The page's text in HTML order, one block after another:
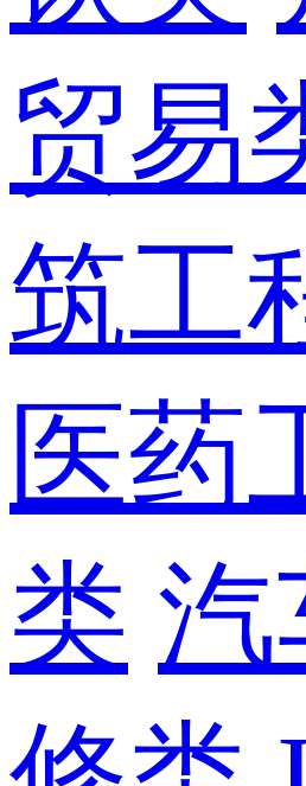
贸易
筑工
医药
类 汽